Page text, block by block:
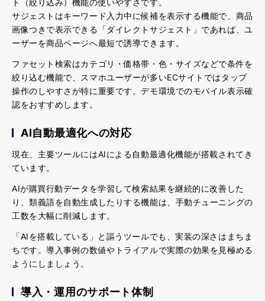
ト（絞り込み）機能の使いやすさです。
サジェストはキーワード入力中に候補を表示する機能で、 商品
画像つきで表示できる「ダイレクトサジェスト」であれば、ユ
ーザーを商品ページへ最短で誘導できます。
ファセット検索はカテゴリ・価格帯・色・サイズなどで条件を
絞り込む機能で、スマホユーザーが多いECサイトではタップ
操作のしやすさが特に重要です。デモ環境でのモバイル表示確
認をおすすめします。
AI自動最適化への対応
現在、主要ツールにはAIによる自動最適化機能が搭載されてき
ています。
AIが購買行動データを学習して検索結果を継続的に改善した
り、類義語を自動生成したりする機能は、手動チューニングの
工数を大幅に削減します。
「AIを搭載している」と謳うツールでも、実装の深さはまちま
ちです。導入事例の数値やトライアルで実際の効果を見極める
ようにしましょう。
導入・運用のサポート体制